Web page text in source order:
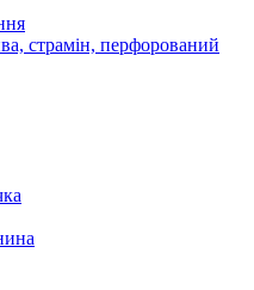
страмін, перфорований